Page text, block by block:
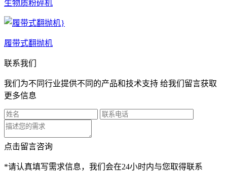
生物质粉碎机
履带式翻抛机
联系我们
我们为不同行业提供不同的产品和技术支持 给我们留言获取
更多信息
点击留言咨询
*请认真填写需求信息，我们会在24小时内与您取得联系